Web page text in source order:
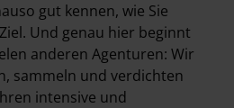
gut kennen, wie Sie
Und genau hier beginnt
anderen Agenturen: Wir
sammeln und verdichten
intensive und